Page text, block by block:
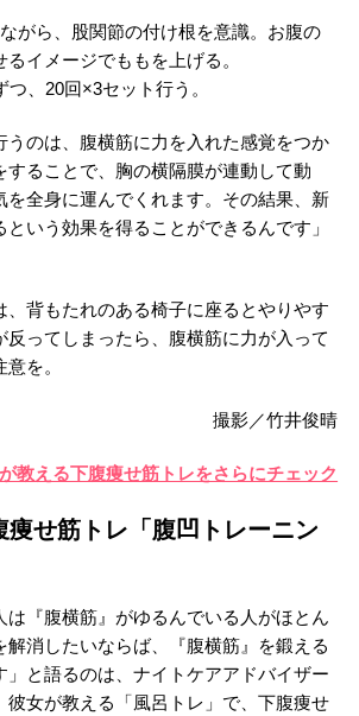
ながら、股関節の付け根を意識。お腹の
イメージでももを上げる。
つ、20回×3セット行う。
うのは、腹横筋に力を入れた感覚をつか
することで、胸の横隔膜が連動して動
を全身に運んでくれます。その結果、新
いう効果を得ることができるんです」
、背もたれのある椅子に座るとやりやす
反ってしまったら、腹横筋に力が入って
を。
撮影／竹井俊晴
教える下腹痩せ筋トレをさらにチェック
痩せ筋トレ「腹凹トレーニン
は『腹横筋』がゆるんでいる人がほとん
解消したいならば、『腹横筋』を鍛える
」と語るのは、ナイトケアアドバイザー
彼女が教える「風呂トレ」で、下腹痩せ